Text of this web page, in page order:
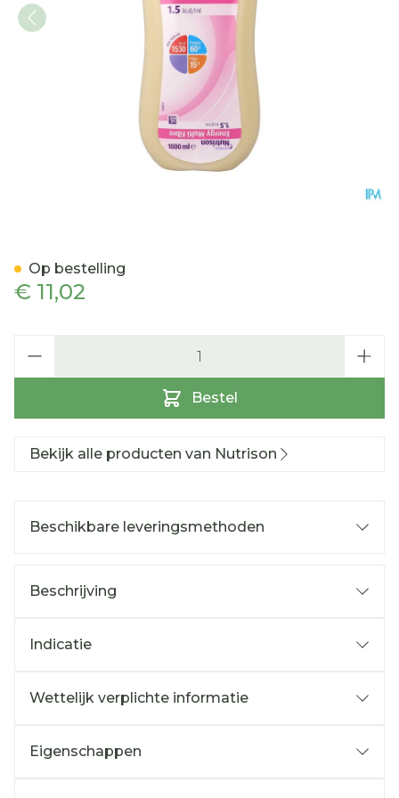
€ 11,02
Bestel
Op bestelling
Bekijk alle producten van Nutrison
Beschikbare leveringsmethoden
Beschrijving
Indicatie
Wettelijk verplichte informatie
Eigenschappen